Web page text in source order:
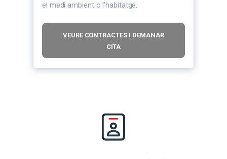
el medi ambient o l’habitatge.
VEURE CONTRACTES I DEMANAR
CITA